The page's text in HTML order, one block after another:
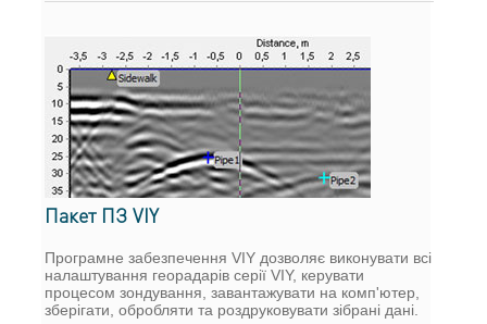
Пакет ПЗ VIY
Програмне забезпечення VIY дозволяє виконувати всі
налаштування георадарів серії VIY, керувати
процесом зондування, завантажувати на комп'ютер,
зберігати, обробляти та роздруковувати зібрані дані.